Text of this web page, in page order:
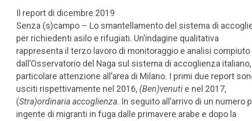
Il report di dicembre 2019
Senza (s)campo – Lo smantellamento del sistema di
per richiedenti asilo e rifugiati. Un’indagine qualitativa
rappresenta il terzo lavoro di monitoraggio e analisi compiuto
dall’Osservatorio del Naga sul sistema di accoglienza
particolare attenzione all’area di Milano. I primi due report
usciti rispettivamente nel 2016, (Ben)venutie nel 2017,
(Stra)ordinaria accoglienza. In seguito all’arrivo di un numero
ingente di migranti in fuga dalle primavere arabe e dopo la